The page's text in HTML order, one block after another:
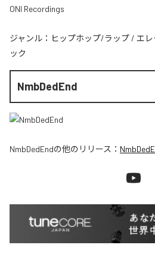
ONI Recordings
ジャンル： ヒップホップ/ラップ / エレ
ック
NmbDedEnd
NmbDedEndの他のリリース：